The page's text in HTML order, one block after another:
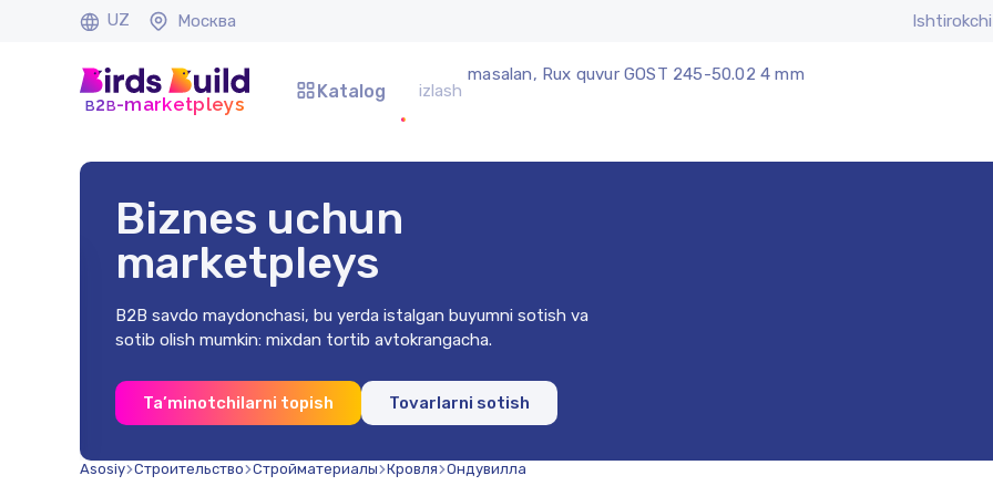
UZ Москва
b2b-marketpleys
Katalog
masalan, Rux quvur GOST 245-50.02 4 mm
Biznes uchun
marketpleys
B2B savdo maydonchasi, bu yerda istalgan buyumni sotish va
sotib olish mumkin: mixdan tortib avtokrangacha.
Ta’minotchilarni topish Tovarlarni sotish
Asosiy Строительство Стройматериалы Кровля Ондувилла